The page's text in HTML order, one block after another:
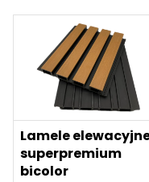
Lamele
superpremium
bicolor